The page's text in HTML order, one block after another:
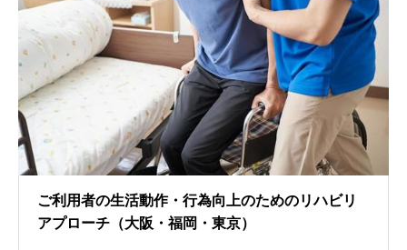
ご利用者の生活動作・行為向上のためのリハビリ
アプローチ（大阪・福岡・東京）